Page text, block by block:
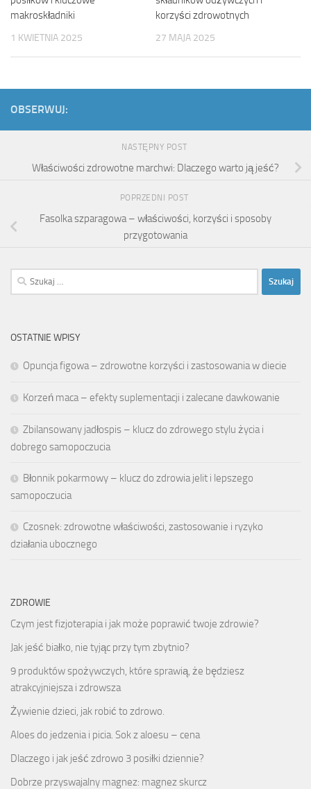
makroskładniki
1 KWIETNIA 2025
korzyści zdrowotnych
27 MAJA 2025
OBSERWUJ:
NASTĘPNY POST
Właściwości zdrowotne marchwi: Dlaczego warto ją jeść?
POPRZEDNI POST
Fasolka szparagowa – właściwości, korzyści i sposoby
przygotowania
Szukaj:
OSTATNIE WPISY
Opuncja figowa – zdrowotne korzyści i zastosowania w diecie
Korzeń maca – efekty suplementacji i zalecane dawkowanie
Zbilansowany jadłospis – klucz do zdrowego stylu życia i
dobrego samopoczucia
Błonnik pokarmowy – klucz do zdrowia jelit i lepszego
samopoczucia
Czosnek: zdrowotne właściwości, zastosowanie i ryzyko
działania ubocznego
ZDROWIE
Czym jest fizjoterapia i jak może poprawić twoje zdrowie?
Jak jeść białko, nie tyjąc przy tym zbytnio?
9 produktów spożywczych, które sprawią, że będziesz
atrakcyjniejsza i zdrowsza
Żywienie dzieci, jak robić to zdrowo.
Aloes do jedzenia i picia. Sok z aloesu – cena
Dlaczego i jak jeść zdrowo 3 posiłki dziennie?
Dobrze przyswajalny magnez: magnez skurcz